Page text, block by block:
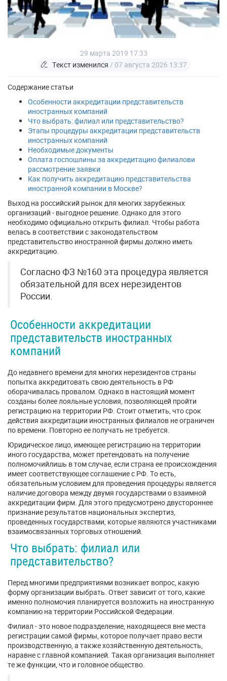
29 марта 2019 17:33
Текст изменился / 07 августа 2026 13:37
Содержание статьи
Особенности аккредитации представительств
иностранных компаний
Что выбрать: филиал или представительство?
Этапы процедуры аккредитации представительств
иностранных компаний
Необходимые документы
Оплата госпошлины за аккредитацию филиалови
рассмотрение заявки
Как получить аккредитацию представительства
иностранной компании в Москве?
Выход на российский рынок для многих зарубежных
организаций - выгодное решение. Однако для этого
необходимо официально открыть филиал. Чтобы работа
велась в соответствии с законодательством
представительство иностранной фирмы должно иметь
аккредитацию.
Согласно ФЗ №160 эта процедура является
обязательной для всех нерезидентов
России.
Особенности аккредитации
представительств иностранных
компаний
До недавнего времени для многих нерезидентов страны
попытка аккредитовать свою деятельность в РФ
оборачивалась провалом. Однако в настоящий момент
созданы более лояльные условия, позволяющей пройти
регистрацию на территории РФ. Стоит отметить, что срок
действия аккредитации иностранных филиалов не ограничен
по времени. Повторно ее получать не требуется.
Юридическое лицо, имеющее регистрацию на территории
иного государства, может претендовать на получение
полномочийлишь в том случае, если страна ее происхождения
имеет соответствующее соглашение с РФ. То есть,
обязательным условием для проведения процедуры является
наличие договора между двумя государствами о взаимной
аккредитации фирм. Для этого предусмотрено двустороннее
признание результатов национальных экспертиз,
проведенных государствами, которые являются участниками
взаимосвязанных торговых отношений.
Что выбрать: филиал или
представительство?
Перед многими предприятиями возникает вопрос, какую
форму организации выбрать. Ответ зависит от того, какие
именно полномочия планируется возложить на иностранную
компанию на территории Российской Федерации.
Филиал - это новое подразделение, находящееся вне места
регистрации самой фирмы, которое получает право вести
производственную, а также хозяйственную деятельность,
наравне с главной компанией. Такая организация выполняет
те же функции, что и головное общество.